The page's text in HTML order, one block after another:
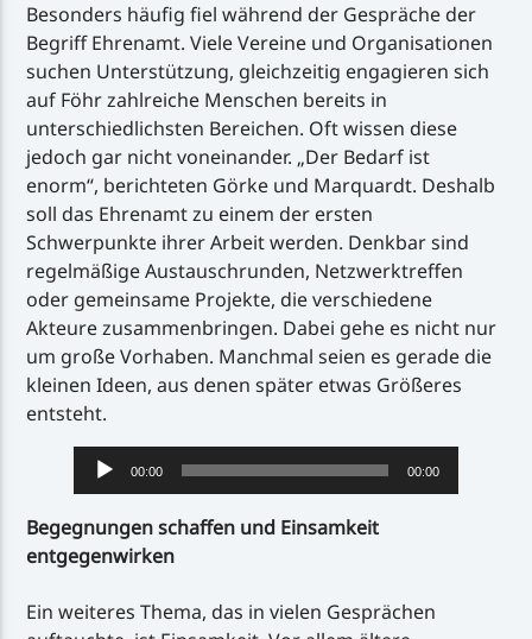
Besonders häufig fiel während der Gespräche der
Begriff Ehrenamt. Viele Vereine und Organisationen
suchen Unterstützung, gleichzeitig engagieren sich
auf Föhr zahlreiche Menschen bereits in
unterschiedlichsten Bereichen. Oft wissen diese
jedoch gar nicht voneinander. „Der Bedarf ist
enorm“, berichteten Görke und Marquardt. Deshalb
soll das Ehrenamt zu einem der ersten
Schwerpunkte ihrer Arbeit werden. Denkbar sind
regelmäßige Austauschrunden, Netzwerktreffen
oder gemeinsame Projekte, die verschiedene
Akteure zusammenbringen. Dabei gehe es nicht nur
um große Vorhaben. Manchmal seien es gerade die
kleinen Ideen, aus denen später etwas Größeres
entsteht.
Audio-
Player
00:00 00:00
Begegnungen schaffen und Einsamkeit
entgegenwirken
Ein weiteres Thema, das in vielen Gesprächen